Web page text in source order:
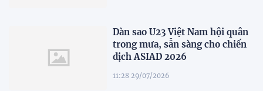
Dàn sao U23 Việt Nam hội quân
trong mưa, sẵn sàng cho chiến
dịch ASIAD 2026
11:28 29/07/2026